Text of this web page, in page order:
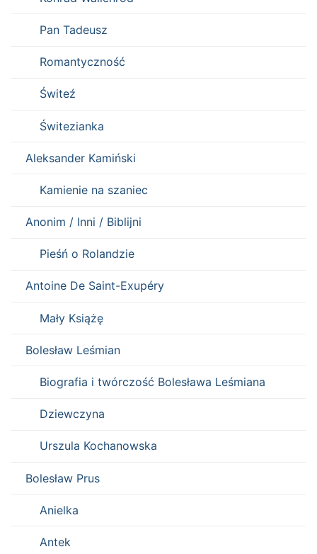
Pan Tadeusz
Romantyczność
Świteź
Świtezianka
Aleksander Kamiński
Kamienie na szaniec
Anonim / Inni / Biblijni
Pieśń o Rolandzie
Antoine De Saint-Exupéry
Mały Książę
Bolesław Leśmian
Biografia i twórczość Bolesława Leśmiana
Dziewczyna
Urszula Kochanowska
Bolesław Prus
Anielka
Antek